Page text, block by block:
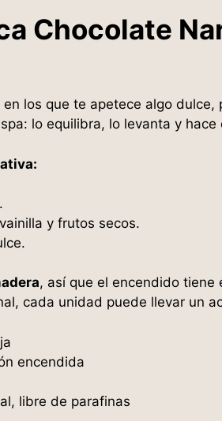
Chocolate
los que te apetece algo
lo equilibra, lo levanta y hace
y frutos secos.
, así que el encendido tiene
cada unidad puede llevar un
encendida
libre de parafinas